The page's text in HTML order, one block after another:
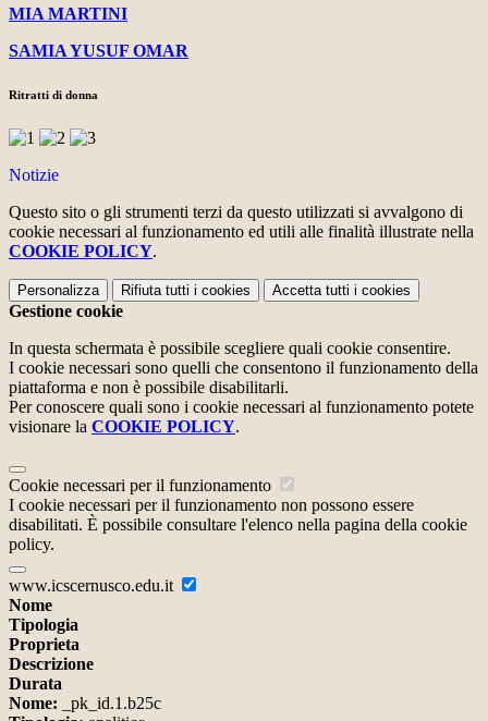
MIA MARTINI
SAMIA YUSUF OMAR
Ritratti di donna
Notizie
Questo sito o gli strumenti terzi da questo utilizzati si avvalgono di
cookie necessari al funzionamento ed utili alle finalità illustrate nella
COOKIE POLICY.
Personalizza Rifiuta tutti i cookies Accetta tutti i cookies
Gestione cookie
In questa schermata è possibile scegliere quali cookie consentire.
I cookie necessari sono quelli che consentono il funzionamento della
piattaforma e non è possibile disabilitarli.
Per conoscere quali sono i cookie necessari al funzionamento potete
visionare la COOKIE POLICY.
Cookie necessari per il funzionamento
I cookie necessari per il funzionamento non possono essere
disabilitati. È possibile consultare l'elenco nella pagina della cookie
policy.
www.icscernusco.edu.it
Nome
Tipologia
Proprieta
Descrizione
Durata
Nome: _pk_id.1.b25c